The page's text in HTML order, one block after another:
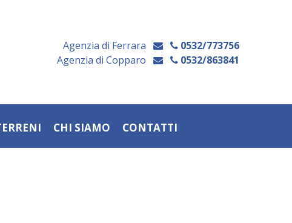
Agenzia di Ferrara
0532/773756
Agenzia di Copparo
0532/863841
CHI SIAMO CONTATTI